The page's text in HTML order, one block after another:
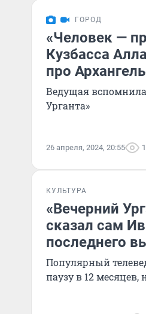
ГОРОД
«Человек —
Кузбасса
про
Ведущая вспомнила
Урганта»
26 апреля, 2024, 20:55
КУЛЬТУРА
«Вечерний
сказал сам
последнего
Популярный
паузу в 12